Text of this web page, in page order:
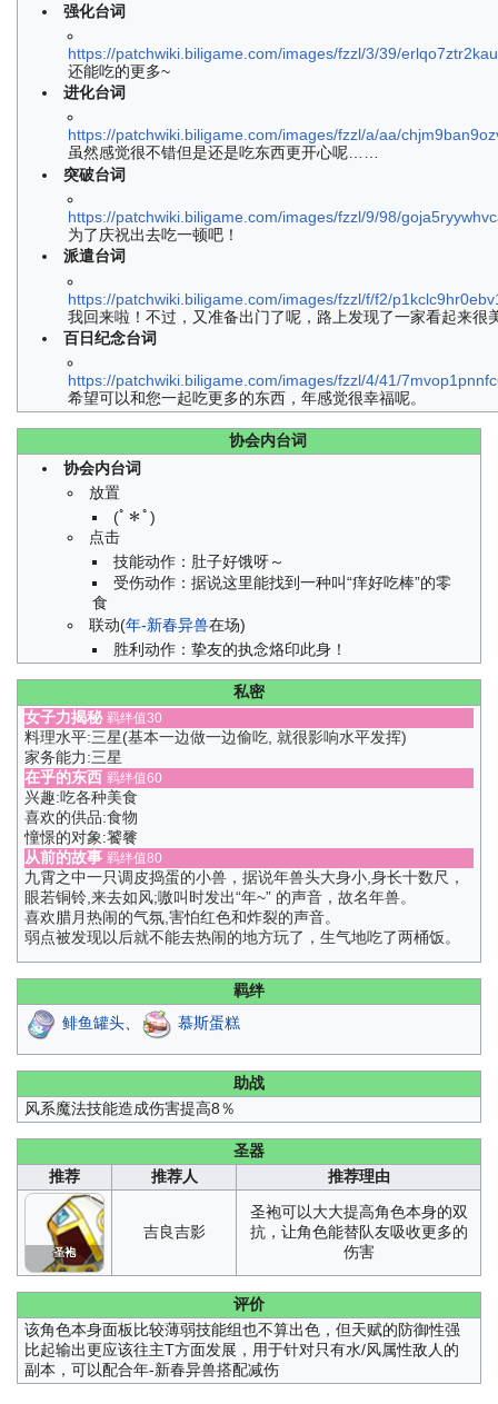
强化台词
https://patchwiki.biligame.com/images/fzzl/3/39/
还能吃的更多~
进化台词
https://patchwiki.biligame.com/images/fzzl/a/aa/
虽然感觉很不错但是还是吃东西更开心呢……
突破台词
https://patchwiki.biligame.com/images/fzzl/9/98/
为了庆祝出去吃一顿吧！
派遣台词
https://patchwiki.biligame.com/images/fzzl/f/f2/
我回来啦！不过，又准备出门了呢，路上发现了一家看起来很
百日纪念台词
https://patchwiki.biligame.com/images/fzzl/4/41/
希望可以和您一起吃更多的东西，年感觉很幸福呢。
协会内台词
协会内台词
放置
(ﾟ＊ﾟ)
点击
技能动作：肚子好饿呀～
受伤动作：据说这里能找到一种叫“痒好吃棒”的零
食
联动(年-新春异兽在场)
胜利动作：挚友的执念烙印此身！
私密
女子力揭秘 羁绊值30
料理水平:三星(基本一边做一边偷吃, 就很影响水平发挥)
家务能力:三星
在乎的东西 羁绊值60
兴趣:吃各种美食
喜欢的供品:食物
憧憬的对象:饕餮
从前的故事 羁绊值80
九霄之中一只调皮捣蛋的小兽，据说年兽头大身小,身长十数尺，
眼若铜铃,来去如风;嗷叫时发出“年~” 的声音，故名年兽。
喜欢腊月热闹的气氛,害怕红色和炸裂的声音。
弱点被发现以后就不能去热闹的地方玩了，生气地吃了两桶饭。
羁绊
鲱鱼罐头、 慕斯蛋糕
助战
风系魔法技能造成伤害提高8％
圣器
推荐
推荐人 推荐理由
圣袍
吉良吉影
圣袍可以大大提高角色本身的双
抗，让角色能替队友吸收更多的
伤害
评价
该角色本身面板比较薄弱技能组也不算出色，但天赋的防御性强
比起输出更应该往主T方面发展，用于针对只有水/风属性敌人的
副本，可以配合年-新春异兽搭配减伤